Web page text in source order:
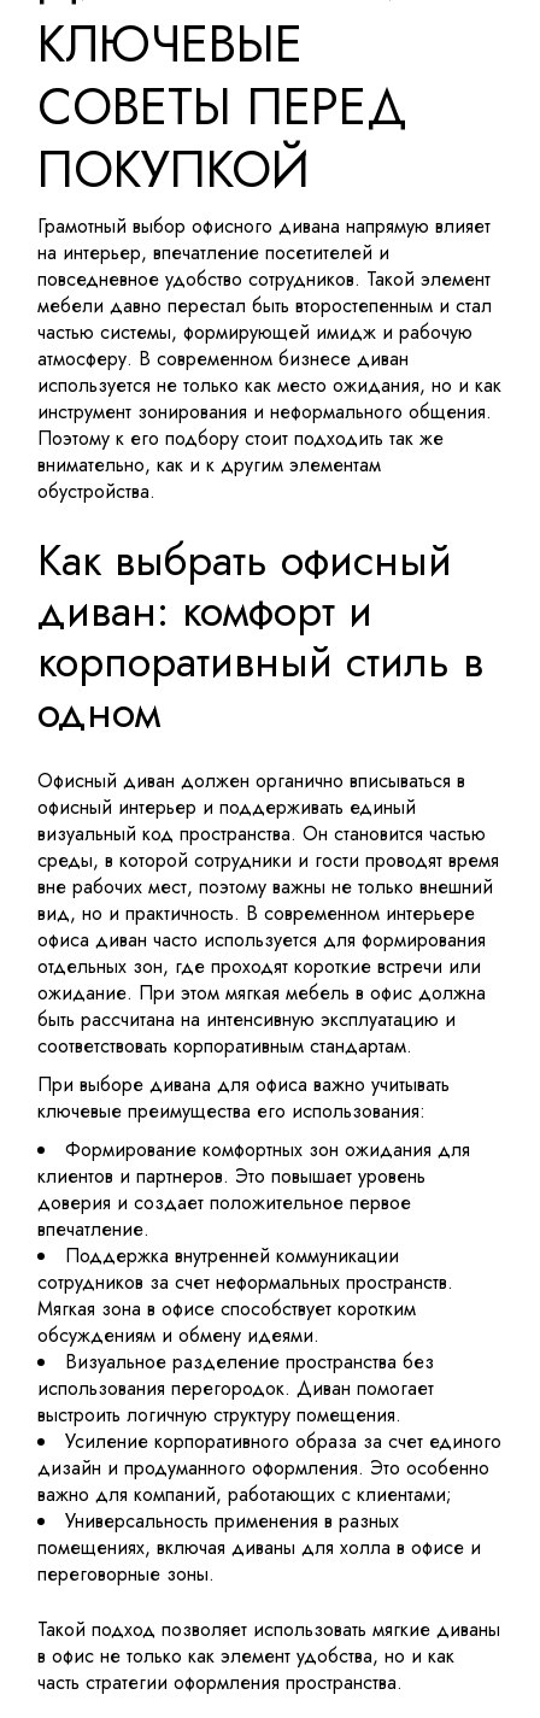
КЛЮЧЕВЫЕ
СОВЕТЫ ПЕРЕД
ПОКУПКОЙ
Грамотный выбор офисного дивана напрямую влияет
на интерьер, впечатление посетителей и
повседневное удобство сотрудников. Такой элемент
мебели давно перестал быть второстепенным и стал
частью системы, формирующей имидж и рабочую
атмосферу. В современном бизнесе диван
используется не только как место ожидания, но и как
инструмент зонирования и неформального общения.
Поэтому к его подбору стоит подходить так же
внимательно, как и к другим элементам
обустройства.
Как выбрать офисный
диван: комфорт и
корпоративный стиль в
одном
Офисный диван должен органично вписываться в
офисный интерьер и поддерживать единый
визуальный код пространства. Он становится частью
среды, в которой сотрудники и гости проводят время
вне рабочих мест, поэтому важны не только внешний
вид, но и практичность. В современном интерьере
офиса диван часто используется для формирования
отдельных зон, где проходят короткие встречи или
ожидание. При этом мягкая мебель в офис должна
быть рассчитана на интенсивную эксплуатацию и
соответствовать корпоративным стандартам.
При выборе дивана для офиса важно учитывать
ключевые преимущества его использования:
Формирование комфортных зон ожидания для
клиентов и партнеров. Это повышает уровень
доверия и создает положительное первое
впечатление.
Поддержка внутренней коммуникации
сотрудников за счет неформальных пространств.
Мягкая зона в офисе способствует коротким
обсуждениям и обмену идеями.
Визуальное разделение пространства без
использования перегородок. Диван помогает
выстроить логичную структуру помещения.
Усиление корпоративного образа за счет единого
дизайн и продуманного оформления. Это особенно
важно для компаний, работающих с клиентами;
Универсальность применения в разных
помещениях, включая диваны для холла в офисе и
переговорные зоны.
Такой подход позволяет использовать мягкие диваны
в офис не только как элемент удобства, но и как
часть стратегии оформления пространства.